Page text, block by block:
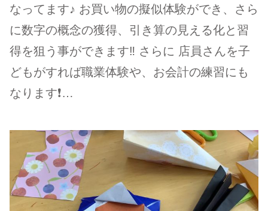
なってます♪ お買い物の擬似体験ができ、さら
に数字の概念の獲得、引き算の見える化と習
得を狙う事ができます‼️ さらに 店員さんを子
どもがすれば職業体験や、お会計の練習にも
なります❗…